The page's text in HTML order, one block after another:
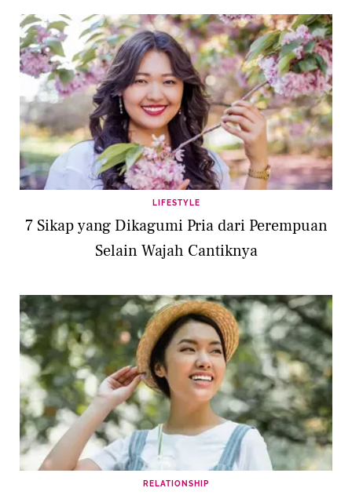
LIFESTYLE
7 Sikap yang Dikagumi Pria dari Perempuan
Selain Wajah Cantiknya
RELATIONSHIP